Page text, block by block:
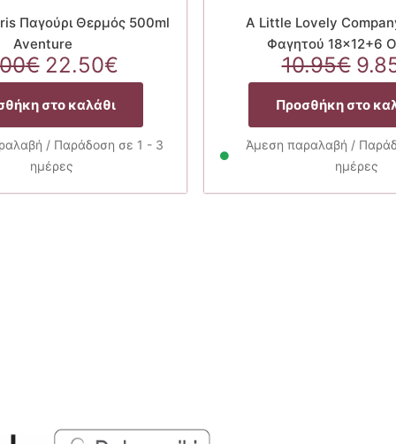
Παγούρι Θερμός 500ml
Aventure
€ Original
price
was:
25.00€.
22.50€Η
τρέχουσα
είναι:
22.50€.
στο καλάθι
/ Παράδοση σε 1 - 3
ημέρες
A Little Lovely
Φαγητού 18×12+6
10.95€
Προσθήκη στο
Άμεση παραλαβή /
ημέρες